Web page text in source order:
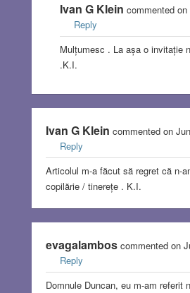
Ivan G Klein commented
Reply
Mulțumesc . La așa o invitație
.K.I.
Ivan G Klein commented on
Reply
Articolul m-a făcut să regret că n-
copilărie / tinerețe . K.I.
evagalamboscommented on
Reply
Domnule Duncan, eu m-am referit